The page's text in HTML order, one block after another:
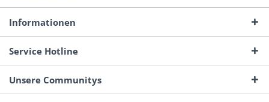
Informationen
Service Hotline
Unsere Communitys